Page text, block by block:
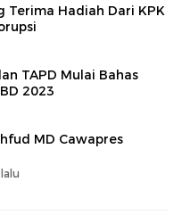
Terima Hadiah Dari KPK
TAPD Mulai Bahas
2023
MD Cawapres